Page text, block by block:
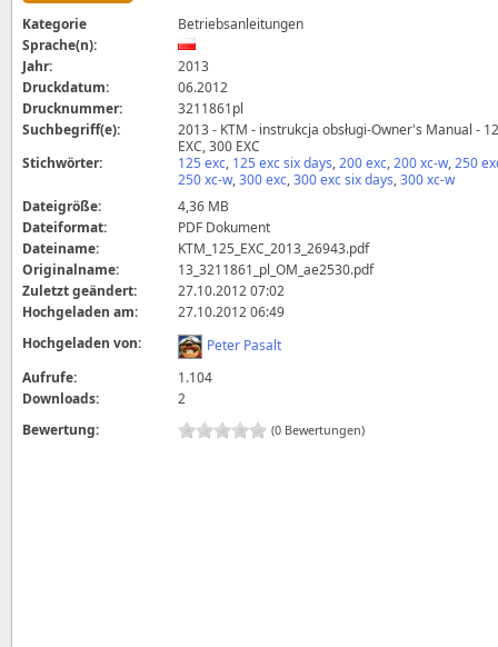
Kategorie
Betriebsanleitungen
Sprache(n):
Jahr:
2013
Druckdatum:
06.2012
Drucknummer:
3211861pl
Suchbegriff(e):
2013 - KTM - instrukcja obsługi-Owner's Manual -
EXC, 300 EXC
Stichwörter:
125 exc, 125 exc six days,200 exc,200 xc-w,250
250 xc-w,300 exc,300 exc six days,300 xc-w
Dateigröße:
4,36 MB
Dateiformat:
PDF Dokument
Dateiname:
KTM_125_EXC_2013_26943.pdf
Originalname:
13_3211861_pl_OM_ae2530.pdf
Zuletzt geändert:
27.10.2012 07:02
Hochgeladen am:
27.10.2012 06:49
Hochgeladen von:
Peter Pasalt
Aufrufe:
1.104
Downloads:
2
Bewertung:
(0 Bewertungen)